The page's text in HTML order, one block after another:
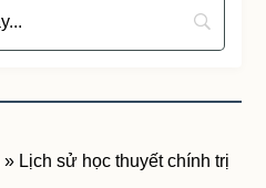
» Lịch sử học thuyết chính trị